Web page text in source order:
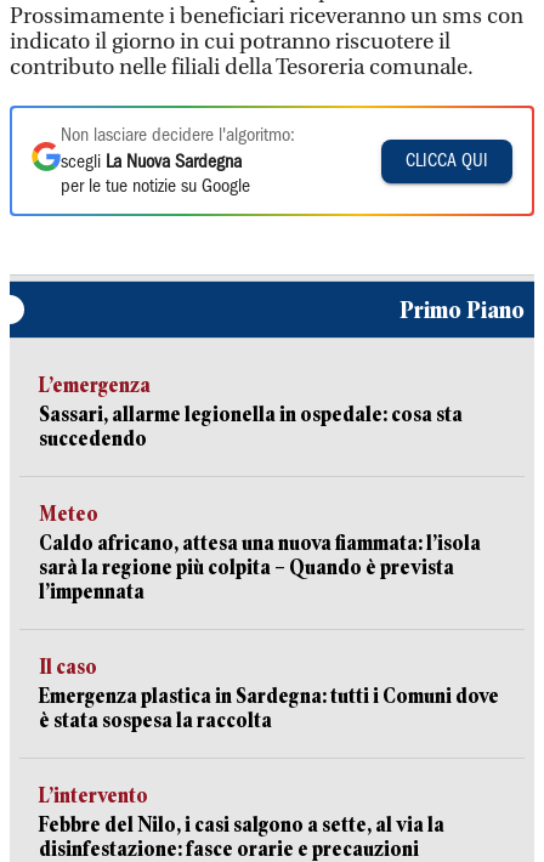
Prossimamente i beneficiari riceveranno un sms con
indicato il giorno in cui potranno riscuotere il
contributo nelle filiali della Tesoreria comunale.
Non lasciare decidere l'algoritmo:
scegli La Nuova Sardegna
per le tue notizie su Google
CLICCA QUI
Primo Piano
L’emergenza
Sassari, allarme legionella in ospedale: cosa sta
succedendo
Meteo
Caldo africano, attesa una nuova fiammata: l’isola
sarà la regione più colpita – Quando è prevista
l’impennata
Il caso
Emergenza plastica in Sardegna: tutti i Comuni dove
è stata sospesa la raccolta
L’intervento
Febbre del Nilo, i casi salgono a sette, al via la
disinfestazione: fasce orarie e precauzioni